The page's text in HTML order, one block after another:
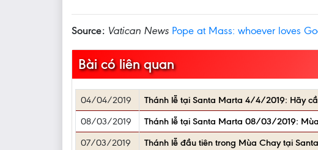
Source: Vatican News Pope at Mass: whoever loves
Bài có liên quan
04/04/2019 Thánh lễ tại Santa Marta 4/4/2019: Hãy
08/03/2019
Thánh lễ tại Santa Marta 08/03/2019:
07/03/2019
Thánh lễ đầu tiên trong Mùa Chay tại